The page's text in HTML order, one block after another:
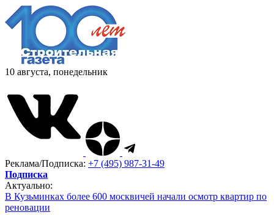
10 августа, понедельник
Реклама/Подписка: +7 (495) 987-31-49
Подписка
Актуально:
В Кузьминках более 600 москвичей начали осмотр квартир по
реновации